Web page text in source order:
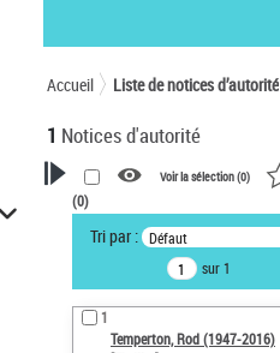
Accueil Liste de notices d’autorité
1 Notices d'autorité
VOTRE RECHERCHE
Recherche avancée dans les
notices d’autorité
Œuvres liées à l'auteur :
Temperton, Rod (1947-2016)
Voir la sélection (0)
(0)
Tri par : Défaut
sur 1
1
Temperton, Rod (1947-2016)